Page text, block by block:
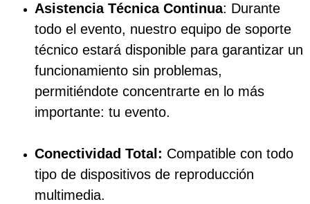
Asistencia Técnica Continua: Durante
todo el evento, nuestro equipo de soporte
técnico estará disponible para garantizar un
funcionamiento sin problemas,
permitiéndote concentrarte en lo más
importante: tu evento.
Conectividad Total: Compatible con todo
tipo de dispositivos de reproducción
multimedia.